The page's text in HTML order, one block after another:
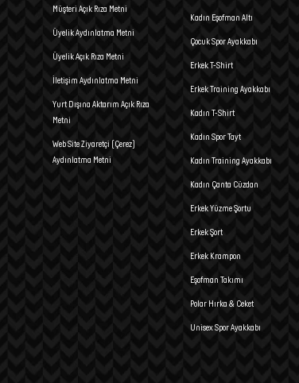
Müşteri Açık Rıza Metni
Üyelik Aydınlatma Metni
Üyelik Açık Rıza Metni
İletişim Aydınlatma Metni
Yurt Dışına Aktarım Açık Rıza
Metni
Web Site Ziyaretçi (Çerez)
Aydınlatma Metni
Kadın Eşofman Altı
Çocuk Spor Ayakkabı
Erkek T-Shirt
Erkek Training Ayakkabı
Kadın T-Shirt
Kadın Spor Tayt
Kadın Training Ayakkabı
Kadın Çanta Cüzdan
Erkek Yüzme Şortu
Erkek Şort
Erkek Krampon
Eşofman Takımı
Polar Hırka & Ceket
Unisex Spor Ayakkabı